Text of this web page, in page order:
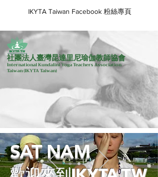
IKYTA Taiwan Facebook 粉絲專頁
社團法人臺灣昆達里尼瑜伽教師協會
International Kundalini Yoga Teachers Association
Taiwan(IKYTA Taiwan)
SAT NAM